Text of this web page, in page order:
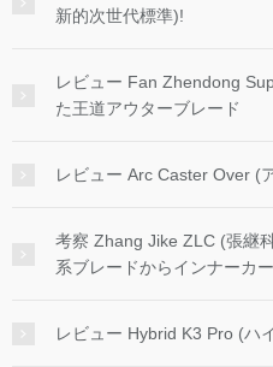
新的次世代標準)!
レビュー Fan Zhendong
た王道アウターブレード
レビュー Arc Caster Over (
考察 Zhang Jike ZLC (張継
系ブレードからインナーカ
レビュー Hybrid K3 Pro (ハ